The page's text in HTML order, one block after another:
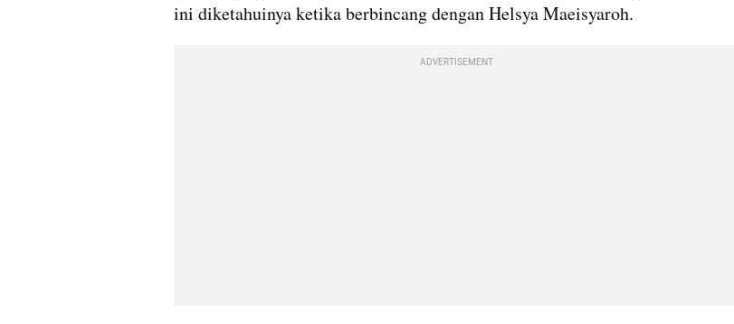
ini diketahuinya ketika berbincang dengan Helsya Maeisyaroh.
ADVERTISEMENT